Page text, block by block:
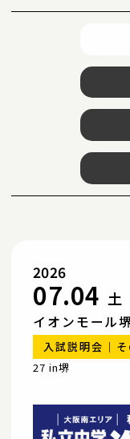
2026
07.04 土
イオンモール
入試説明会
27 in堺